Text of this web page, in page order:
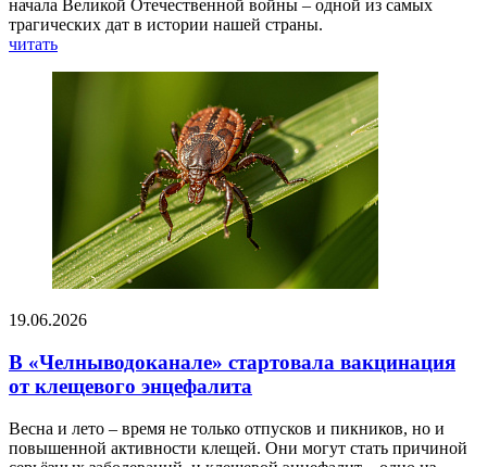
начала Великой Отечественной войны – одной из самых
трагических дат в истории нашей страны.
читать
19.06.2026
В «Челныводоканале» стартовала вакцинация
от клещевого энцефалита
Весна и лето – время не только отпусков и пикников, но и
повышенной активности клещей. Они могут стать причиной